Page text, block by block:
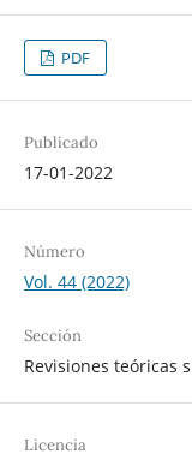
PDF
Publicado
17-01-2022
Número
Vol. 44 (2022)
Sección
Revisiones teóricas
Licencia